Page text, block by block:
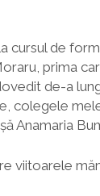
cursul de
prima
de-a
colegele
Anamaria
viitoarele